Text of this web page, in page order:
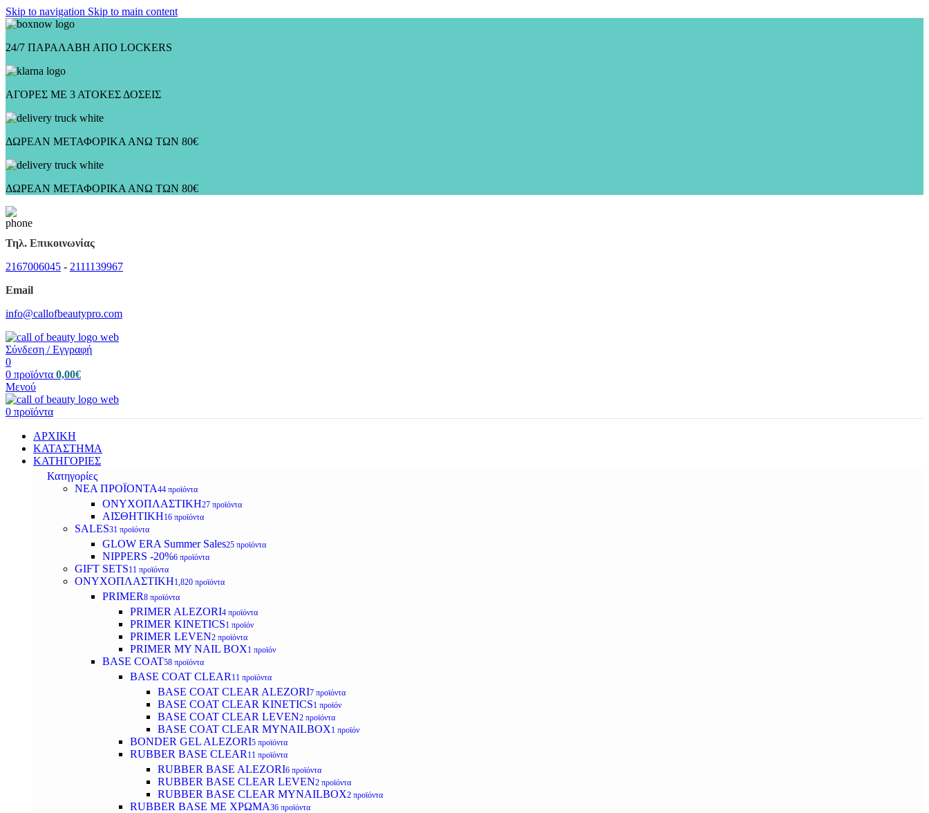
Skip to navigation Skip to main content
24/7 ΠΑΡΑΛΑΒΗ ΑΠΟ LOCKERS
ΑΓΟΡΕΣ ΜΕ 3 ΑΤΟΚΕΣ ΔΟΣΕΙΣ
ΔΩΡΕΑΝ ΜΕΤΑΦΟΡΙΚΑ ΑΝΩ ΤΩΝ 80€
ΔΩΡΕΑΝ ΜΕΤΑΦΟΡΙΚΑ ΑΝΩ ΤΩΝ 80€
Τηλ. Επικοινωνίας
2167006045 - 2111139967
Email
info@callofbeautypro.com
Σύνδεση / Εγγραφή
0
0 προϊόντα 0,00€
Μενού
0 προϊόντα
ΑΡΧΙΚΗ
ΚΑΤΑΣΤΗΜΑ
ΚΑΤΗΓΟΡΙΕΣ
Κατηγορίες
ΝΕΑ ΠΡΟΪΟΝΤΑ44 προϊόντα
ΟΝΥΧΟΠΛΑΣΤΙΚΗ27 προϊόντα
ΑΙΣΘΗΤΙΚΗ16 προϊόντα
SALES31 προϊόντα
GLOW ERA Summer Sales25 προϊόντα
NIPPERS -20%6 προϊόντα
GIFT SETS11 προϊόντα
ΟΝΥΧΟΠΛΑΣΤΙΚΗ1,820 προϊόντα
PRIMER8 προϊόντα
PRIMER ALEZORI4 προϊόντα
PRIMER KINETICS1 προϊόν
PRIMER LEVEN2 προϊόντα
PRIMER MY NAIL BOX1 προϊόν
BASE COAT58 προϊόντα
BASE COAT CLEAR 11 προϊόντα
BASE COAT CLEAR ALEZORI7 προϊόντα
BASE COAT CLEAR KINETICS1 προϊόν
BASE COAT CLEAR LEVEN2 προϊόντα
BASE COAT CLEAR MYNAILBOX1 προϊόν
BONDER GEL ALEZORI5 προϊόντα
RUBBER BASE CLEAR 11 προϊόντα
RUBBER BASE ALEZORI6 προϊόντα
RUBBER BASE CLEAR LEVEN2 προϊόντα
RUBBER BASE CLEAR MYNAILBOX2 προϊόντα
RUBBER BASE ΜΕ ΧΡΩΜΑ36 προϊόντα